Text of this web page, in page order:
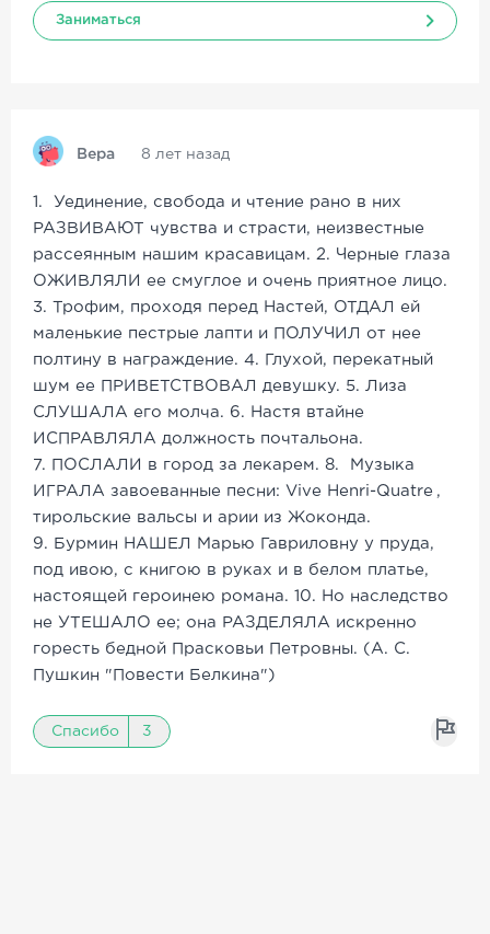
Заниматься
Вера 8 лет назад
1. Уединение, свобода и чтение рано в них
РАЗВИВАЮТ чувства и страсти, неизвестные
рассеянным нашим красавицам. 2. Черные глаза
ОЖИВЛЯЛИ ее смуглое и очень приятное лицо.
3. Трофим, проходя перед Настей, ОТДАЛ ей
маленькие пестрые лапти и ПОЛУЧИЛ от нее
полтину в награждение. 4. Глухой, перекатный
шум ее ПРИВЕТСТВОВАЛ девушку. 5. Лиза
СЛУШАЛА его молча. 6. Настя втайне
ИСПРАВЛЯЛА должность почтальона.
7. ПОСЛАЛИ в город за лекарем. 8. Музыка
ИГРАЛА завоеванные песни: Vive Henri-Quatre ,
тирольские вальсы и арии из Жоконда.
9. Бурмин НАШЕЛ Марью Гавриловну у пруда,
под ивою, с книгою в руках и в белом платье,
настоящей героинею романа. 10. Но наследство
не УТЕШАЛО ее; она РАЗДЕЛЯЛА искренно
горесть бедной Прасковьи Петровны. (А. С.
Пушкин "Повести Белкина")
Спасибо 3